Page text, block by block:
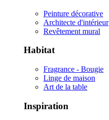
Peinture décorative
Architecte d'intérieur
Revêtement mural
Habitat
Fragrance - Bougie
Linge de maison
Art de la table
Inspiration